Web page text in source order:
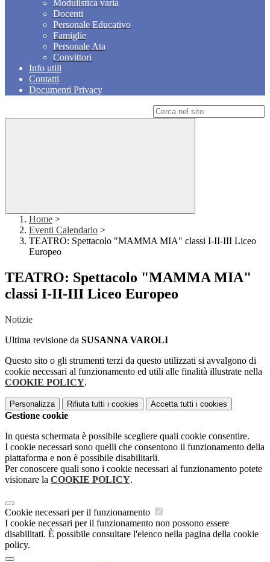
Modulistica varia
Docenti
Personale Educativo
Famiglie
Personale Ata
Convittori
Info utili
Contatti
Documenti Privacy
Home >
Eventi Calendario >
TEATRO: Spettacolo "MAMMA MIA" classi I-II-III Liceo
Europeo
TEATRO: Spettacolo "MAMMA MIA"
classi I-II-III Liceo Europeo
Notizie
Ultima revisione da SUSANNA VAROLI
Questo sito o gli strumenti terzi da questo utilizzati si avvalgono di
cookie necessari al funzionamento ed utili alle finalità illustrate nella
COOKIE POLICY.
Personalizza Rifiuta tutti i cookies Accetta tutti i cookies
Gestione cookie
In questa schermata è possibile scegliere quali cookie consentire.
I cookie necessari sono quelli che consentono il funzionamento della
piattaforma e non è possibile disabilitarli.
Per conoscere quali sono i cookie necessari al funzionamento potete
visionare la COOKIE POLICY.
Cookie necessari per il funzionamento
I cookie necessari per il funzionamento non possono essere
disabilitati. È possibile consultare l'elenco nella pagina della cookie
policy.